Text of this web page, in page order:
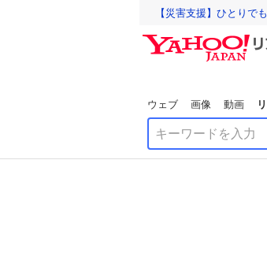
【災害支援】ひとりで
ウェブ 画像 動画